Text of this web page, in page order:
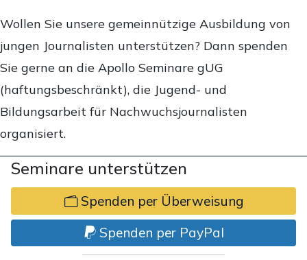
Wollen Sie unsere gemeinnützige Ausbildung von
jungen Journalisten unterstützen? Dann spenden
Sie gerne an die Apollo Seminare gUG
(haftungsbeschränkt), die Jugend- und
Bildungsarbeit für Nachwuchsjournalisten
organisiert.
Seminare unterstützen
Spenden per Überweisung
Spenden per PayPal